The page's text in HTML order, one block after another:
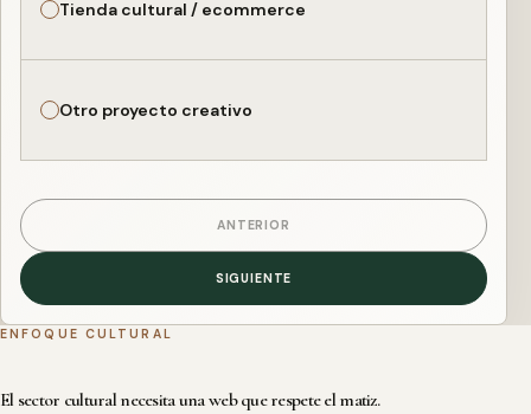
Tienda cultural / ecommerce
Otro proyecto creativo
ANTERIOR
SIGUIENTE
ENFOQUE CULTURAL
El sector cultural necesita una web que respete el matiz.